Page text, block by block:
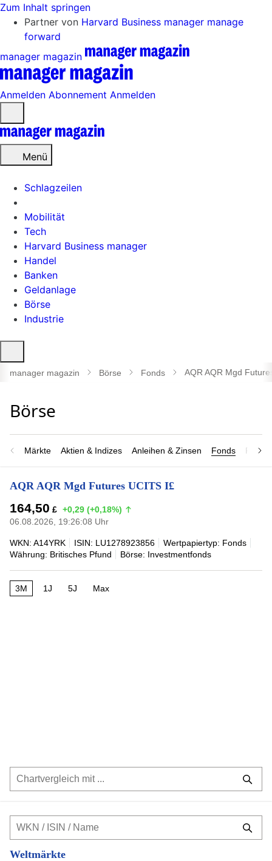
Zum Inhalt springen
Partner von Harvard Business manager manage
forward
manager magazin
Anmelden Abonnement Anmelden
öffnen
Menü
Schlagzeilen
Mobilität
Tech
Harvard Business manager
Handel
Banken
Geldanlage
Börse
Industrie
öffnen
manager magazin Börse Fonds AQR AQR Mgd
Märkte Aktien & Indizes Anleihen & Zinsen Fonds
AQR AQR Mgd Futures UCITS I£
164,50 £ +0,29 (+0,18%)
06.08.2026, 19:26:08 Uhr
WKN: A14YRK ISIN: LU1278923856
Wertpapiertyp: Fonds
Währung: Britisches Pfund
Börse: Investmentfonds
3M 1J 5J Max
Weltmärkte